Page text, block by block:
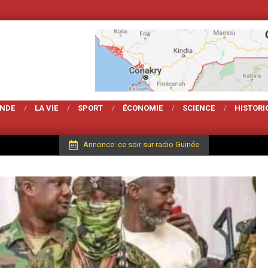
Votre Magarzine
LA VIE SPORT ÉCONOMIE SCIENCE
Annonce: ce soir sur radio Guinée